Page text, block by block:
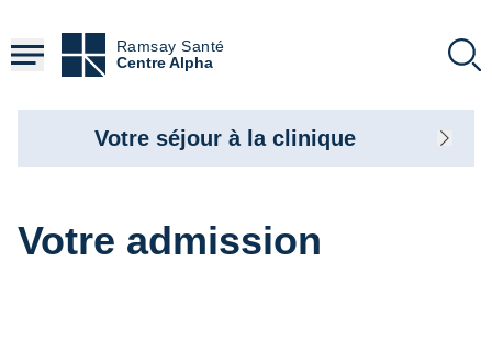
contenu
principal
Ramsay Santé
Centre Alpha
Votre admission
Votre séjour à la clinique